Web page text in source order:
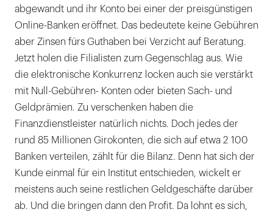
abgewandt und ihr Konto bei einer der preisgünstigen
Online-Banken eröffnet. Das bedeutete keine Gebühren
aber Zinsen fürs Guthaben bei Verzicht auf Beratung.
Jetzt holen die Filialisten zum Gegenschlag aus. Wie
die elektronische Konkurrenz locken auch sie verstärkt
mit Null-Gebühren- Konten oder bieten Sach- und
Geldprämien. Zu verschenken haben die
Finanzdienstleister natürlich nichts. Doch jedes der
rund 85 Millionen Girokonten, die sich auf etwa 2 100
Banken verteilen, zählt für die Bilanz. Denn hat sich der
Kunde einmal für ein Institut entschieden, wickelt er
meistens auch seine restlichen Geldgeschäfte darüber
ab. Und die bringen dann den Profit. Da lohnt es sich,